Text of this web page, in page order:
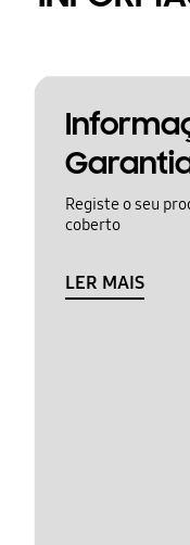
Registe o seu
coberto
LER MAIS